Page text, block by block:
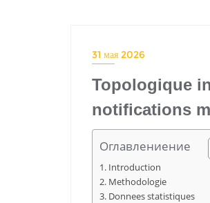
31 мая 2026
Topologique
notifications
Оглавлениение
Introduction
Methodologie
Donnees statistiques